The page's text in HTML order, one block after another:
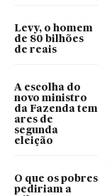
Levy, o homem
de 80 bilhões
de reais
A escolha do
novo ministro
da Fazenda tem
ares de
segunda
eleição
O que os pobres
pediriam a